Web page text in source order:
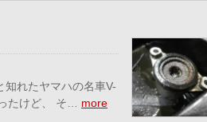
れたヤマハの名車V-
たけど、 そ… more